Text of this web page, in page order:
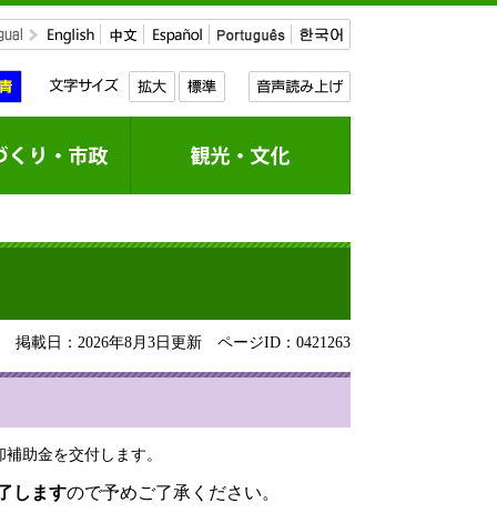
掲載日：2026年8月3日更新 ページID：0421263
助金を交付します。
しますので予めご了承ください。